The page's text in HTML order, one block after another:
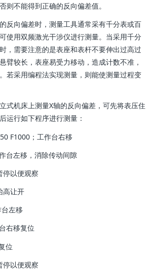
则不能得到正确的反向偏差值。
向偏差时，测量工具通常采有千分表或百
使用双频激光干涉仪进行测量。当采用千分
，需要注意的是表座和表杆不要伸出过高过
臂较长，表座易受力移动，造成计数不准，
若采用编程法实现测量，则能使测量过程变
机床上测量X轴的反向偏差，可先将表压住
运行如下程序进行测量：
F1000；工作台右移
左移，消除传动间隙
以便观察
让开
左移
右移复位
位
以便观察